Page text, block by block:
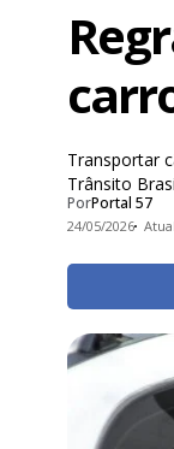
Transportar
Trânsito
PorPortal 57
24/05/2026